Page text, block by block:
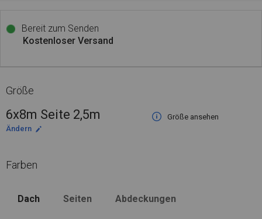
Bereit zum Senden
Kostenloser Versand
Größe
6x8m Seite 2,5m
Größe ansehen
Ändern
Farben
Dach Seiten Abdeckungen